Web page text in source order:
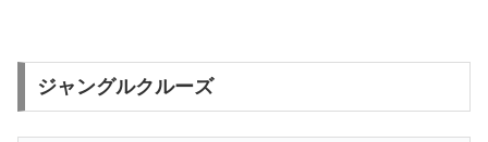
ジャングルクルーズ